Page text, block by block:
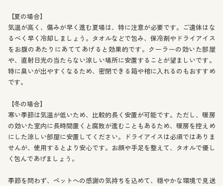
【夏の場合】
気温が高く、傷みが早く進む夏場は、特に注意が必要です。ご遺体はな
るべく早く冷却しましょう。タオルなどで包み、保冷剤やドライアイス
をお腹のあたりにあててあげると効果的です。クーラーの効いた部屋
や、直射日光の当たらない涼しい場所に安置することが望ましいです。
特に臭いが出やすくなるため、密閉できる箱や棺に入れるのもおすすめ
です。
【冬の場合】
寒い季節は気温が低いため、比較的長く安置が可能です。ただし、暖房
の効いた室内に長時間置くと腐敗が進むこともあるため、暖房を控えめ
にした涼しい部屋に安置してください。ドライアイスは必須ではありま
せんが、使用するとより安心です。お顔や手足を整えて、タオルで優し
く包んであげましょう。
季節を問わず、ペットへの感謝の気持ちを込めて、穏やかな環境で見送